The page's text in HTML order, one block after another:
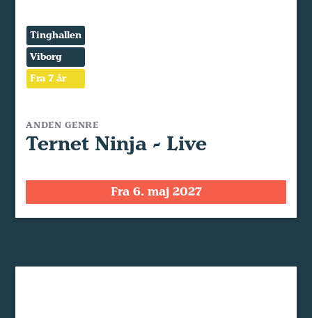
Tinghallen
Viborg
Fra 7 år
ANDEN GENRE
Ternet Ninja - Live
Fra 6. maj 2027